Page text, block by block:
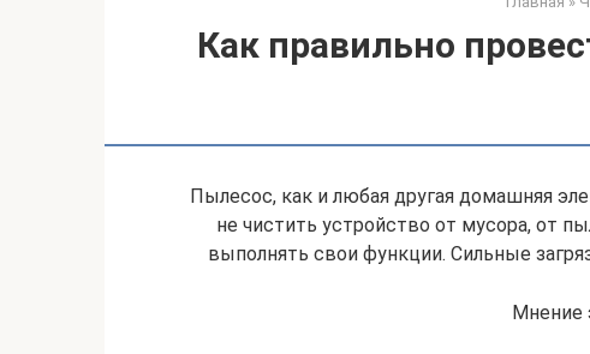
Как правильно
Пылесос, как и любая другая домашняя
не чистить устройство от мусора, от
выполнять свои функции. Сильные
Мнение